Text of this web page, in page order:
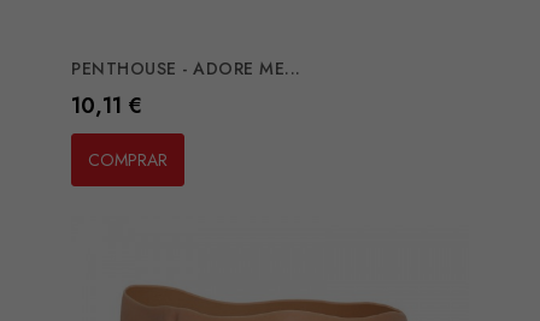
PENTHOUSE - ADORE ME...
Preço
10,11 €
COMPRAR